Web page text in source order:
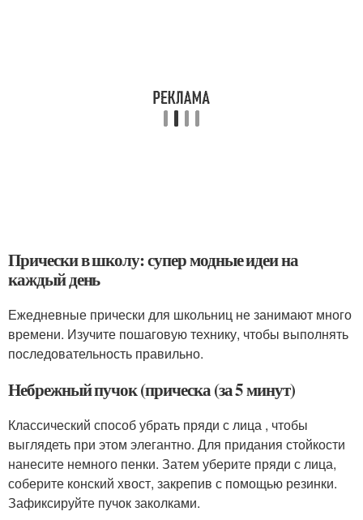
Прически в школу: супер модные идеи на
каждый день
Ежедневные прически для школьниц не занимают много
времени. Изучите пошаговую технику, чтобы выполнять
последовательность правильно.
Небрежный пучок (прическа (за 5 минут)
Классический способ убрать пряди с лица , чтобы
выглядеть при этом элегантно. Для придания стойкости
нанесите немного пенки. Затем уберите пряди с лица,
соберите конский хвост, закрепив с помощью резинки.
Зафиксируйте пучок заколками.